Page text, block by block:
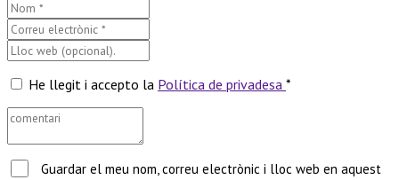
He llegit i accepto la Política de privadesa *
Guardar el meu nom, correu electrònic i lloc web en aquest